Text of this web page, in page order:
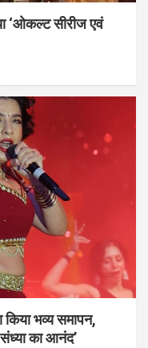
‘ओकल्ट सीरीज एवं
भव्य समापन,
संध्या का आनंद’